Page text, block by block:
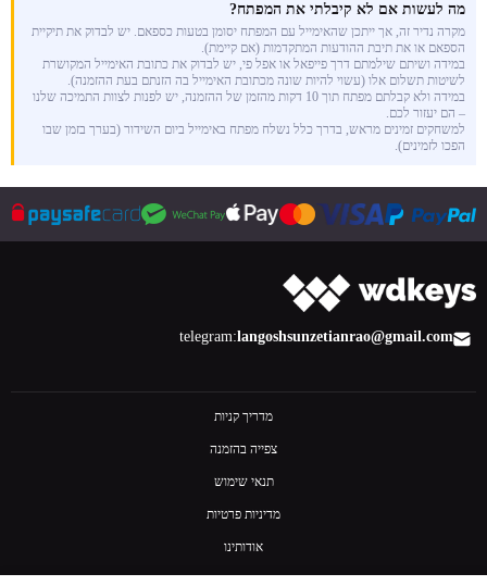
מה לעשות אם לא קיבלתי את המפתח?
מקרה נדיר זה, אך ייתכן שהאימייל עם המפתח יסומן בטעות כספאם. יש לבדוק את תיקיית
הספאם או את תיבת ההודעות המתקדמות (אם קיימת).
במידה ושיתם שילמתם דרך פייפאל או אפל פי, יש לבדוק את כתובת האימייל המקושרת
לשיטות תשלום אלו (עשוי להיות שונה מכתובת האימייל בה הזנתם בעת ההזמנה).
במידה ולא קבלתם מפתח תוך 10 דקות מהזמן של ההזמנה, יש לפנות לצוות התמיכה שלנו
– הם יעזור לכם.
למשחקים זמינים מראש, בדרך כלל נשלח מפתח באימייל ביום השידור (בערך בזמן שבו
הפכו לזמינים).
zetianrao@gmail.com
telegram:langoshsun
מדריך קניות
צפייה בהזמנה
תנאי שימוש
מדיניות פרטיות
אודותינו
צרו קשר